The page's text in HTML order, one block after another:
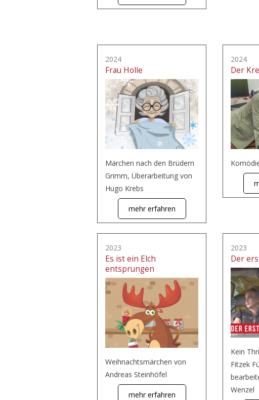
2024
Frau Holle
Märchen nach den Brüdern
Grimm, Überarbeitung von
Hugo Krebs
mehr erfahren
2024
Der
2023
Es ist ein Elch
entsprungen
Weihnachtsmärchen von
Andreas Steinhöfel
mehr erfahren
2023
Der
Kein
Fitzek
Wenzel